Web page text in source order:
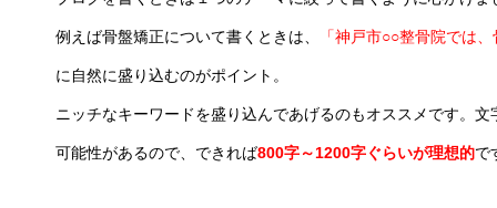
例えば骨盤矯正について書くときは、 「神戸市○○整骨院では
に自然に盛り込むのがポイント。
ニッチなキーワードを盛り込んであげるのもオススメです。
可能性があるので、できれば800字～1200字ぐらいが理想的で